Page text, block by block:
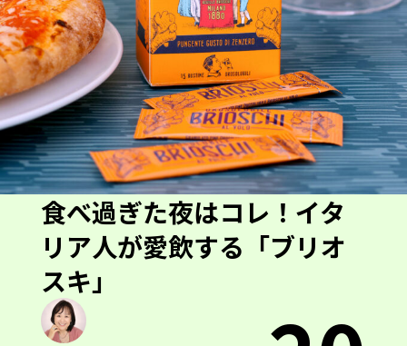
食べ過ぎた夜はコレ！イタ
リア人が愛飲する「ブリオ
スキ」